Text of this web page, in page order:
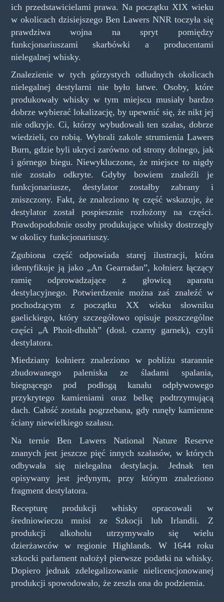
ich przedstawicielami prawa. Na początku XIX wieku
w okolicach dzisiejszego Ben Lawers NNR toczyła się
prawdziwa wojna na spryt pomiędzy
funkcjonariuszami skarbówki a producentami
nielegalnej whisky.
Znalezienie w tych górzystych odludnych okolicach
nielegalnej destylarni nie było łatwe. Osoby, które
produkowały whisky w tym miejscu musiały bardzo
dobrze wybierać lokalizację, by upewnić się, że nikt jej
nie odkryje. Ci, którzy wybudowali ten szałas, dobrze
wiedzieli, co robią. Wybrali zakole strumienia Lawers
Burn, gdzie byli ukryci zarówno od strony dolnego, jak
i górnego biegu. Niewykluczone, że miejsce to nigdy
nie zostało odkryte. Gdyby bowiem znaleźli je
funkcjonariusze, destylator zostałby zabrany i
zniszczony. Fakt, że znaleziono tę część wskazuje, że
destylator został pospiesznie rozłożony na części.
Prawdopodobnie osoby produkujące whisky dostrzegły
w okolicy funkcjonariuszy.
Zgubiona część odpowiada starej ilustracji, która
identyfikuje ją jako „An Gearradan”, kołnierz łączący
ramię odprowadzające z głowicą aparatu
destylacyjnego. Potwierdzenie można zaś znaleźć w
pochodzącym z początku XX wieku słowniku
gaelickiego, który szczegółowo opisuje poszczególne
części „A Phoit-dhubh” (dosł. czarny garnek), czyli
destylatora.
Miedziany kołnierz znaleziono w pobliżu starannie
zbudowanego paleniska ze śladami spalania,
biegnącego pod podłogą kanału odpływowego
przykrytego kamieniami oraz belkę podtrzymującą
dach. Całość została pogrzebana, gdy runęły kamienne
ściany niewielkiego szałasu.
Na ternie Ben Lawers National Nature Reserve
znanych jest jeszcze pięć innych szałasów, w których
odbywała się nielegalna destylacja. Jednak ten
opisywany jest jedynym, przy którym znaleziono
fragment destylatora.
Recepturę produkcji whisky opracowali w
średniowieczu mnisi ze Szkocji lub Irlandii. Z
produkcji alkoholu utrzymywało się wielu
dzierżawców w regionie Highlands. W 1644 roku
szkocki parlament nałożył pierwsze podatki na whisky.
Dopiero jednak zdelegalizowanie nielicencjonowanej
produkcji spowodowało, że zeszła ona do podziemia.